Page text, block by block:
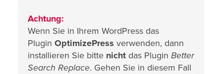
Achtung:
Wenn Sie in Ihrem WordPress das
Plugin OptimizePress verwenden, dann
installieren Sie bitte nicht das Plugin Better
Search Replace. Gehen Sie in diesem Fall